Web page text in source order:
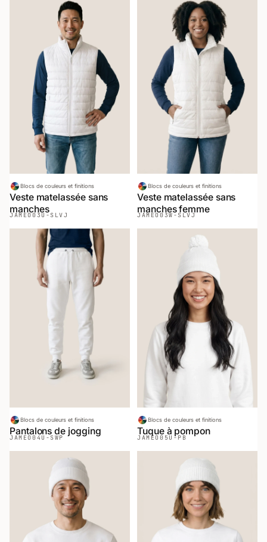
Blocs de couleurs et finitions
Veste matelassée sans
manches
JAMEO03U-SLVJ
Blocs de couleurs et finitions
Veste matelassée sans
manches femme
JAMEO03W-SLVJ
Blocs de couleurs et finitions
Pantalons de jogging
JAMEO04U-SWP
Blocs de couleurs et finitions
Tuque à pompon
JAMEO 05U-PB